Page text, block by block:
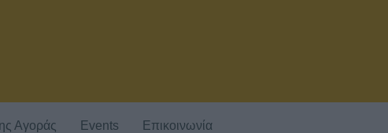
Αγοράς Events Επικοινωνία